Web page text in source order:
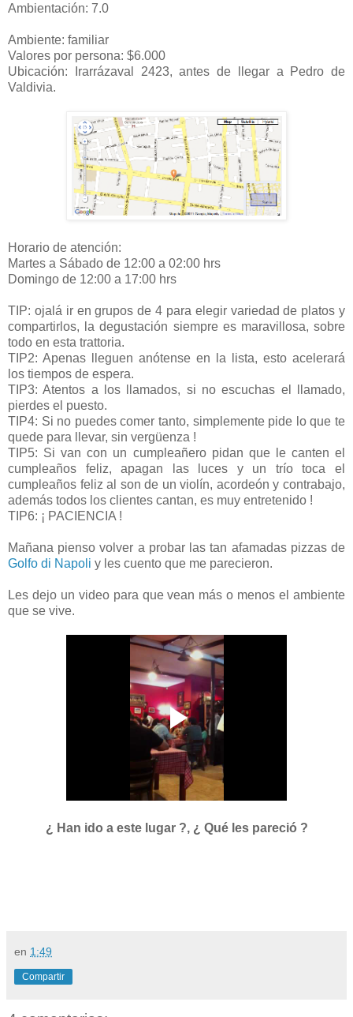
Ambientación: 7.0
Ambiente: familiar
Valores por persona: $6.000
Ubicación: Irarrázaval 2423, antes de llegar a Pedro de
Valdivia.
Horario de atención:
Martes a Sábado de 12:00 a 02:00 hrs
Domingo de 12:00 a 17:00 hrs
TIP: ojalá ir en grupos de 4 para elegir variedad de platos y
compartirlos, la degustación siempre es maravillosa, sobre
todo en esta trattoria.
TIP2: Apenas lleguen anótense en la lista, esto acelerará
los tiempos de espera.
TIP3: Atentos a los llamados, si no escuchas el llamado,
pierdes el puesto.
TIP4: Si no puedes comer tanto, simplemente pide lo que te
quede para llevar, sin vergüenza !
TIP5: Si van con un cumpleañero pidan que le canten el
cumpleaños feliz, apagan las luces y un trío toca el
cumpleaños feliz al son de un violín, acordeón y contrabajo,
además todos los clientes cantan, es muy entretenido !
TIP6: ¡ PACIENCIA !
Mañana pienso volver a probar las tan afamadas pizzas de
Golfo di Napoli y les cuento que me parecieron.
Les dejo un video para que vean más o menos el ambiente
que se vive.
¿ Han ido a este lugar ?, ¿ Qué les pareció ?
en 1:49
Compartir